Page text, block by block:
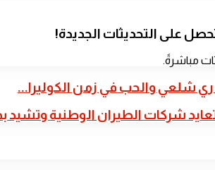
على التحديثات الجديدة!
مباشرةً.
والحب في زمن الكوليرا...
شركات الطيران الوطنية وتشيد